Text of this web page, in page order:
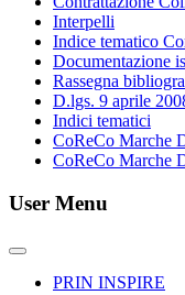
Interpelli
Indice tematico
Documentazione
Rassegna
D.lgs. 9 aprile
Indici tematici
CoReCo Marche
CoReCo Marche
User Menu
PRIN INSPIRE